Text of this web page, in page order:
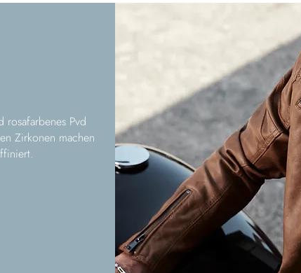
rosafarbenes Pvd
Zirkonen machen